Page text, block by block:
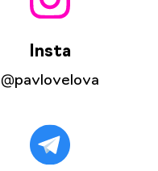
Insta
@pavlovelova